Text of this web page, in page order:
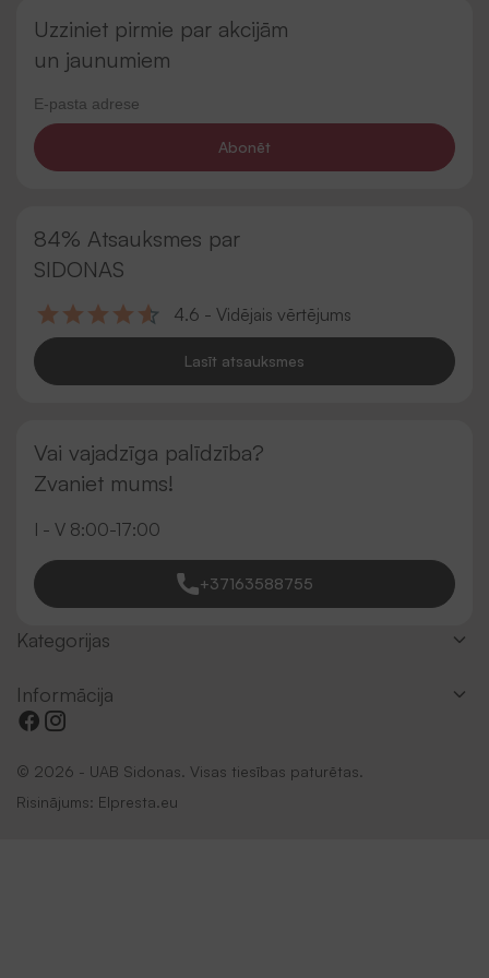
Uzziniet pirmie par akcijām
un jaunumiem
Abonēt
84% Atsauksmes par
SIDONAS
4.6 - Vidējais vērtējums
Lasīt atsauksmes
Vai vajadzīga palīdzība?
Zvaniet mums!
I - V 8:00-17:00
+37163588755
Kategorijas
Informācija
© 2026 - UAB Sidonas. Visas tiesības paturētas.
Risinājums: Elpresta.eu